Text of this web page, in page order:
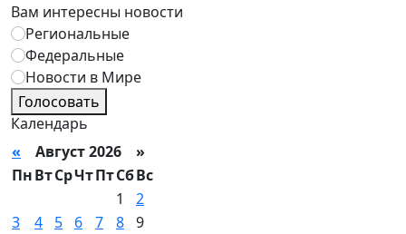
Вам интересны новости
Региональные
Федеральные
Новости в Мире
Голосовать
Календарь
« Август 2026 »
ПнВтСрЧтПтСбВс
1
2
3
4 5 6 7 8 9